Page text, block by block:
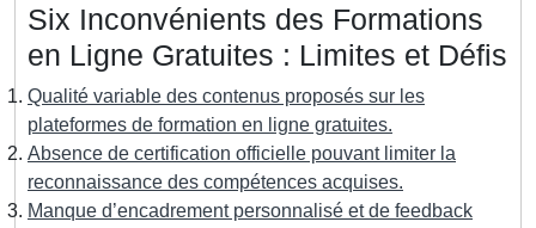
Six Inconvénients des Formations
en Ligne Gratuites : Limites et Défis
Qualité variable des contenus proposés sur les
plateformes de formation en ligne gratuites.
Absence de certification officielle pouvant limiter la
reconnaissance des compétences acquises.
Manque d’encadrement personnalisé et de feedback